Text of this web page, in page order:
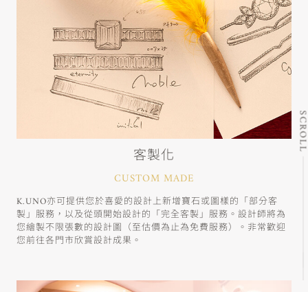
客製化
CUSTOM MADE
K.UNO亦可提供您於喜愛的設計上新增寶石或圖樣的「部分客
製」服務，以及從頭開始設計的「完全客製」服務。設計師將為
您繪製不限張數的設計圖（至估價為止為免費服務）。非常歡迎
您前往各門市欣賞設計成果。